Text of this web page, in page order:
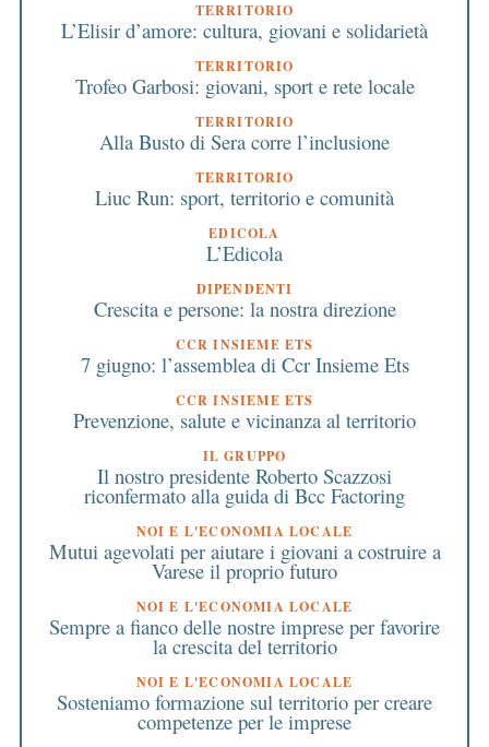
TERRITORIO
L’Elisir d’amore: cultura, giovani e solidarietà
TERRITORIO
Trofeo Garbosi: giovani, sport e rete locale
TERRITORIO
Alla Busto di Sera corre l’inclusione
TERRITORIO
Liuc Run: sport, territorio e comunità
EDICOLA
L’Edicola
DIPENDENTI
Crescita e persone: la nostra direzione
CCR INSIEME ETS
7 giugno: l’assemblea di Ccr Insieme Ets
CCR INSIEME ETS
Prevenzione, salute e vicinanza al territorio
IL GRUPPO
Il nostro presidente Roberto Scazzosi
riconfermato alla guida di Bcc Factoring
NOI E L'ECONOMIA LOCALE
Mutui agevolati per aiutare i giovani a costruire a
Varese il proprio futuro
NOI E L'ECONOMIA LOCALE
Sempre a fianco delle nostre imprese per favorire
la crescita del territorio
NOI E L'ECONOMIA LOCALE
Sosteniamo formazione sul territorio per creare
competenze per le imprese